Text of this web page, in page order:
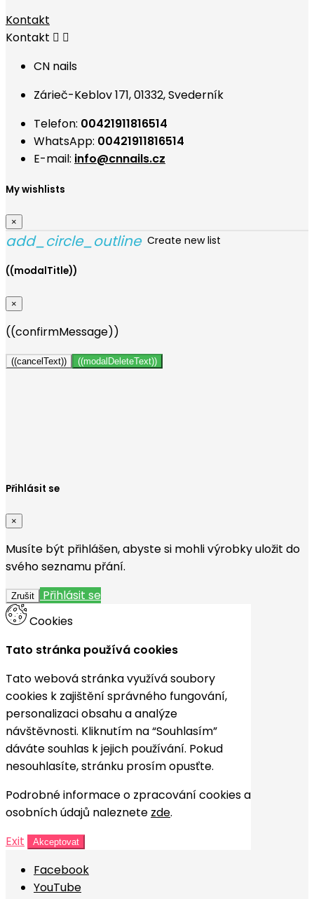
Kontakt
Kontakt  
CN nails
Zárieč-Keblov 171, 01332, Svederník
Telefon: 00421911816514
WhatsApp: 00421911816514
E-mail: info@cnnails.cz
My wishlists
×
add_circle_outline Create new list
((modalTitle))
×
((confirmMessage))
((cancelText)) ((modalDeleteText))
Přihlásit se
×
Musíte být přihlášen, abyste si mohli výrobky uložit do
svého seznamu přání.
Zrušit
Přihlásit se
Cookies
Tato stránka používá cookies
Tato webová stránka využívá soubory
cookies k zajištění správného fungování,
personalizaci obsahu a analýze
návštěvnosti. Kliknutím na “Souhlasím”
dáváte souhlas k jejich používání. Pokud
nesouhlasíte, stránku prosím opusťte.
Podrobné informace o zpracování cookies a
osobních údajů naleznete zde.
Exit
Akceptovat
Facebook
YouTube